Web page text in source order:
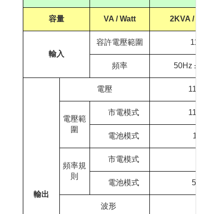
容量 VA / Watt 2KVA /
輸入
容許電壓範圍
頻率 50Hz ±10% /
輸出
電壓 110Vac
電壓範
圍
市電模式 110Vac
電池模式
頻率規
則
市電模式
電池模式
波形